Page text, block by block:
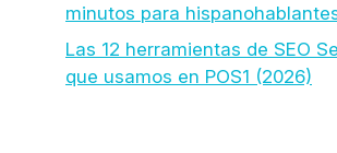
minutos para
Las 12 herramientas de SEO
que usamos en POS1 (2026)